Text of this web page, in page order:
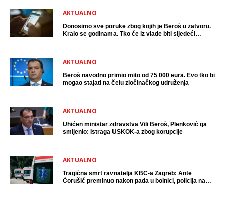
AKTUALNO
Donosimo sve poruke zbog kojih je Beroš u zatvoru.
Kralo se godinama. Tko će iz vlade biti sljedeći
AKTUALNO
Beroš navodno primio mito od 75 000 eura. Evo tko bi
mogao stajati na čelu zločinačkog udruženja
AKTUALNO
Uhićen ministar zdravstva Vili Beroš, Plenković ga
smijenio: Istraga USKOK-a zbog korupcije
AKTUALNO
Tragična smrt ravnatelja KBC-a Zagreb: Ante
Ćorušić preminuo nakon pada u bolnici, policija na